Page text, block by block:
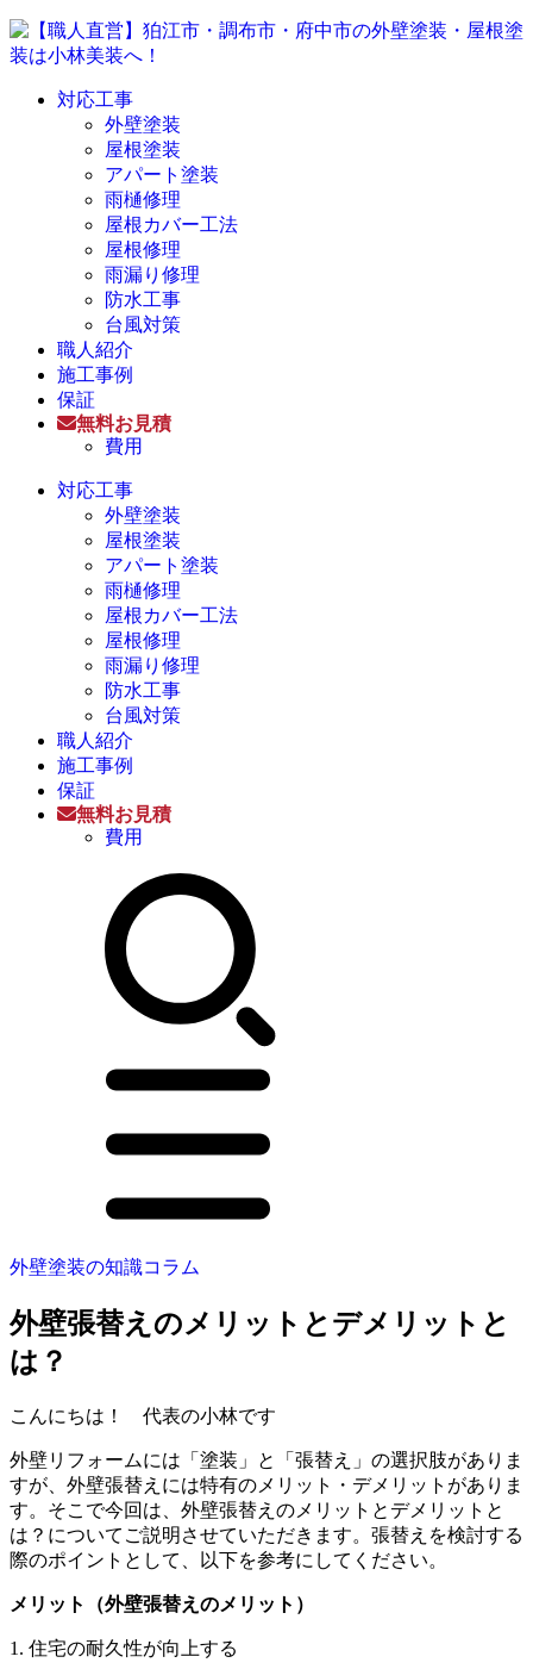
対応工事
外壁塗装
屋根塗装
アパート塗装
雨樋修理
屋根カバー工法
屋根修理
雨漏り修理
防水工事
台風対策
職人紹介
施工事例
保証
無料お見積
費用
対応工事
外壁塗装
屋根塗装
アパート塗装
雨樋修理
屋根カバー工法
屋根修理
雨漏り修理
防水工事
台風対策
職人紹介
施工事例
保証
無料お見積
費用
外壁塗装の知識コラム
外壁張替えのメリットとデメリットと
は？
こんにちは！ 代表の小林です
外壁リフォームには「塗装」と「張替え」の選択肢がありま
すが、外壁張替えには特有のメリット・デメリットがありま
す。そこで今回は、 外壁張替えのメリットとデメリットと
は？ についてご説明させていただきます。張替えを検討する
際のポイントとして、以下を参考にしてください。
メリット（外壁張替えのメリット）
1. 住宅の耐久性が向上する